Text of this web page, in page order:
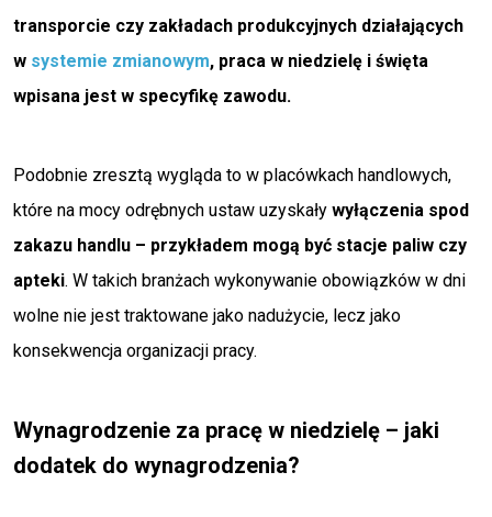
transporcie czy zakładach produkcyjnych działających
w systemie zmianowym, praca w niedzielę i święta
wpisana jest w specyfikę zawodu.
Podobnie zresztą wygląda to w placówkach handlowych,
które na mocy odrębnych ustaw uzyskały wyłączenia spod
zakazu handlu – przykładem mogą być stacje paliw czy
apteki. W takich branżach wykonywanie obowiązków w dni
wolne nie jest traktowane jako nadużycie, lecz jako
konsekwencja organizacji pracy.
Wynagrodzenie za pracę w niedzielę – jaki
dodatek do wynagrodzenia?